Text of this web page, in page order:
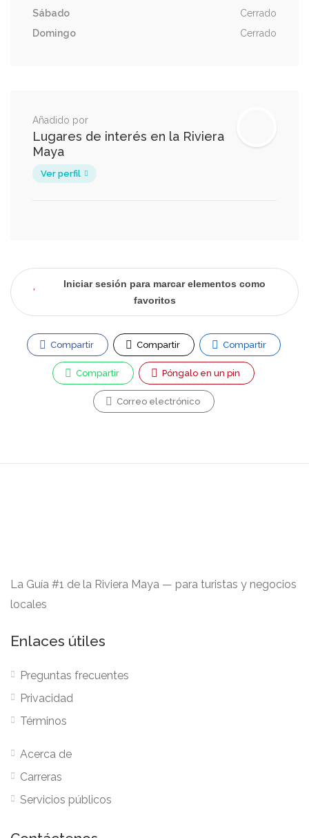
Sábado
Cerrado
Domingo
Cerrado
Añadido por
Lugares de interés en la Riviera
Maya
Ver perfil
Iniciar sesión para marcar elementos como
favoritos
Compartir Compartir Compartir
Compartir Póngalo en un pin
Correo electrónico
La Guía #1 de la Riviera Maya — para turistas y negocios
locales
Enlaces útiles
Preguntas frecuentes
Privacidad
Términos
Acerca de
Carreras
Servicios públicos